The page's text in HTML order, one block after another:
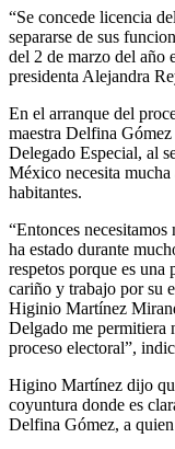
“Se concede licencia
separarse de sus
del 2 de marzo del año
presidenta Alejandra
En el arranque del
maestra Delfina
Delegado Especial, al
México necesita
habitantes.
“Entonces
ha estado durante
respetos porque es una
cariño y trabajo por su
Higinio Martínez
Delgado me permitiera
proceso electoral”,
Higino Martínez dijo
coyuntura donde es
Delfina Gómez, a